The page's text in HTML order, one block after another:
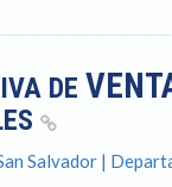
DE
Salvador |